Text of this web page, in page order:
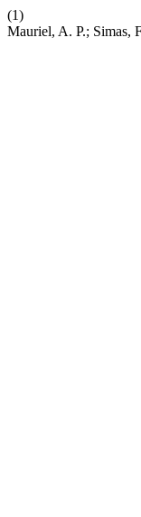
(1)
Mauriel, A. P.; Simas,